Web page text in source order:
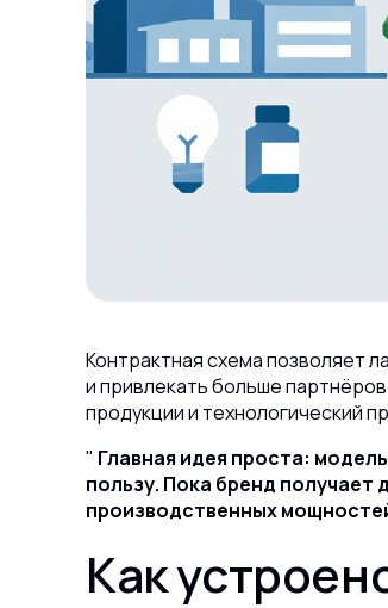
Контрактная схема позволяет
и привлекать больше
продукции и технологический
Главная идея проста:
пользу. Пока бренд
производственных
Как